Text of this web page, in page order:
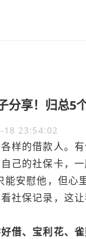
分享！归总​5
18 23:54:02
样的借款人。
己的社保卡，
安慰他，但心
社保记录，这
借、宝利花、雀